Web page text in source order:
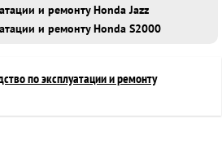
и ремонту Honda Jazz
и ремонту Honda S2000
по эксплуатации и ремонту